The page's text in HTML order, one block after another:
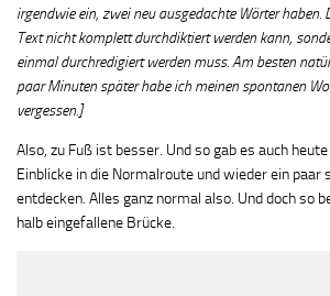
irgendwie ein, zwei neu ausgedachte Wörter haben.
Text nicht komplett durchdiktiert werden kann,
einmal durchredigiert werden muss. Am besten
paar Minuten später habe ich meinen spontanen
vergessen.]
Also, zu Fuß ist besser. Und so gab es auch
Einblicke in die Normalroute und wieder ein paar
entdecken. Alles ganz normal also. Und doch so
halb eingefallene Brücke.